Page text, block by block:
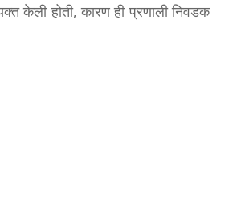
केली होती, कारण ही प्रणाली निवडक